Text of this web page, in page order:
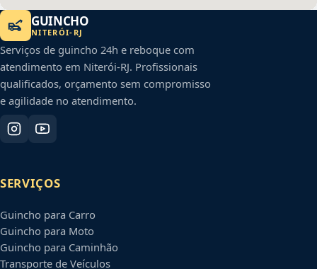
GUINCHO
NITERÓI- RJ
Serviços de guincho 24h e reboque com
atendimento em Niterói-RJ. Profissionais
qualificados, orçamento sem compromisso
e agilidade no atendimento.
SERVIÇOS
Guincho para Carro
Guincho para Moto
Guincho para Caminhão
Transporte de Veículos